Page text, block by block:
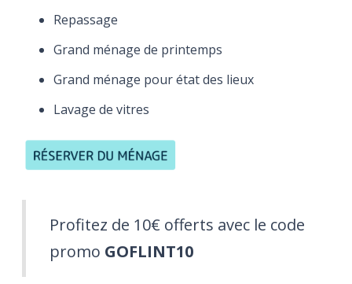
Repassage
Grand ménage de printemps
Grand ménage pour état des lieux
Lavage de vitres
Profitez de 10€ offerts avec le code
promo GOFLINT10